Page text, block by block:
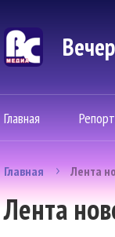
Главная
Главная Лента
Лента